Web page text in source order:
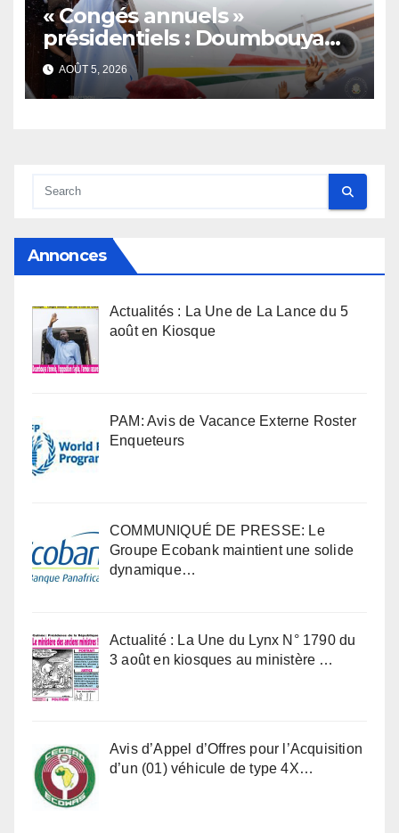
« Congés annuels »
présidentiels : Doumbouya
s’envole, l’opposition s’agite,
l’armée rassure
AOÛT 5, 2026
Annonces
Actualités : La Une de La Lance du 5
août en Kiosque
PAM: Avis de Vacance Externe Roster
Enqueteurs
COMMUNIQUÉ DE PRESSE: Le
Groupe Ecobank maintient une solide
dynamique…
Actualité : La Une du Lynx N° 1790 du
3 août en kiosques au ministère …
Avis d’Appel d’Offres pour l’Acquisition
d’un (01) véhicule de type 4X…